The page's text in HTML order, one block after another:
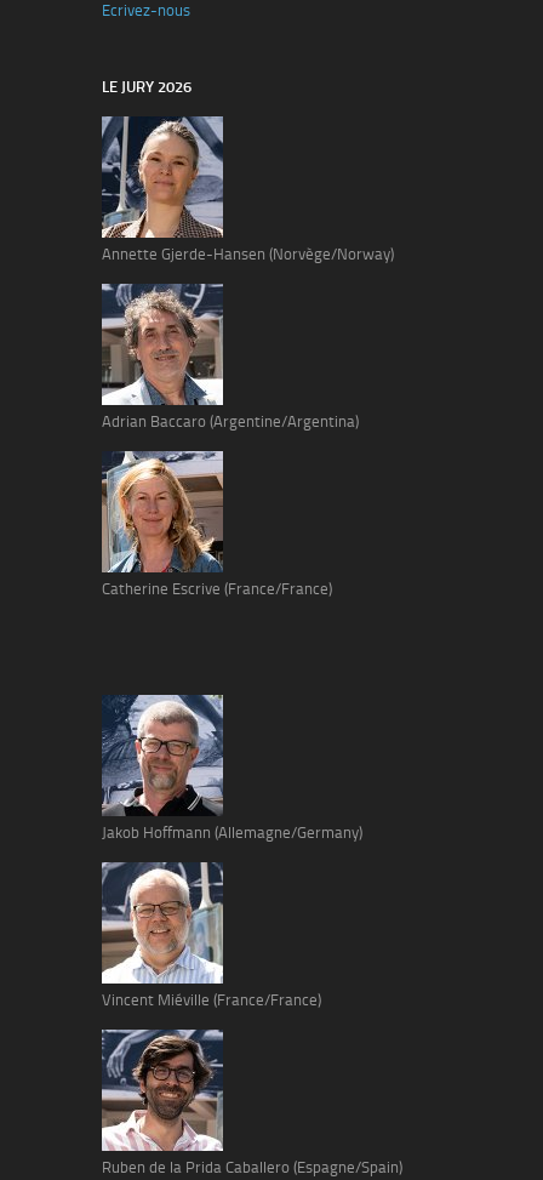
Ecrivez-nous
LE JURY 2026
Annette Gjerde-Hansen (Norvège/Norway)
Adrian Baccaro (Argentine/Argentina)
Catherine Escrive (France/France)
Jakob Hoffmann (Allemagne/Germany)
Vincent Miéville (France/France)
Ruben de la Prida Caballero (Espagne/Spain)